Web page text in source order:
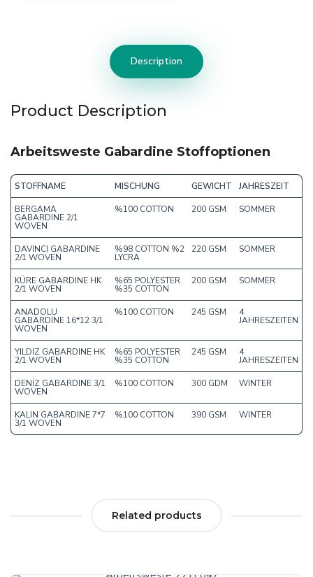
Description
Product Description
Arbeitsweste Gabardine Stoffoptionen
STOFFNAME MISCHUNG GEWICHT JAHRESZEIT
BERGAMA
GABARDINE 2/1
WOVEN
%100 COTTON 200 GSM SOMMER
DAVINCI GABARDINE
2/1 WOVEN
%98 COTTON %2
LYCRA
220 GSM SOMMER
KÜRE GABARDINE HK
2/1 WOVEN
%65 POLYESTER
%35 COTTON
200 GSM SOMMER
ANADOLU
GABARDINE 16*12 3/1
WOVEN
%100 COTTON 245 GSM 4
JAHRESZEITEN
YILDIZ GABARDINE HK
2/1 WOVEN
%65 POLYESTER
%35 COTTON
245 GSM 4
JAHRESZEITEN
DENİZ GABARDINE 3/1
WOVEN
%100 COTTON 300 GDM WINTER
KALIN GABARDINE 7*7
3/1 WOVEN
%100 COTTON 390 GSM WINTER
Related products